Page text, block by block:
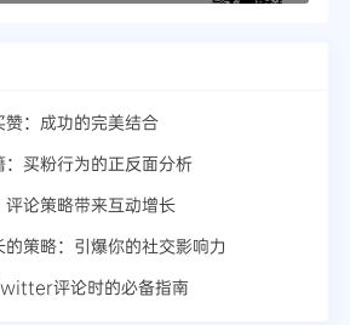
：成功的完美结合
买粉行为的正反面分析
论策略带来互动增长
策略：引爆你的社交影响力
评论时的必备指南